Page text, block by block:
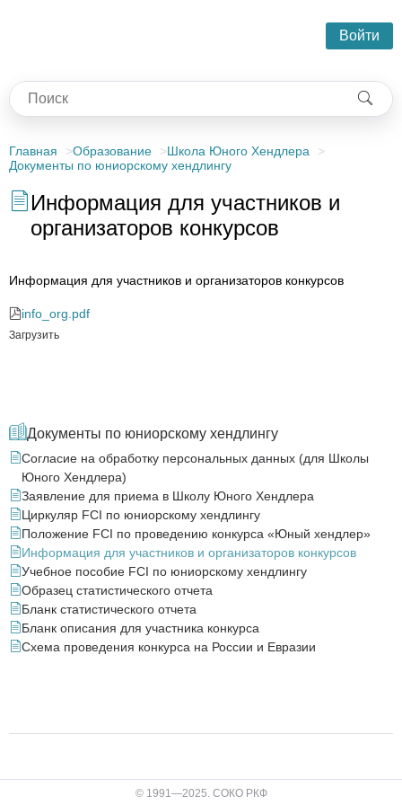
Войти
Главная Образование
Школа Юного Хендлера
Документы по юниорскому хендлингу
Информация для участников и
организаторов конкурсов
Информация для участников и организаторов конкурсов
info_org.pdf
Загрузить
Документы по юниорскому хендлингу
Согласие на обработку персональных данных (для Школы
Юного Хендлера)
Заявление для приема в Школу Юного Хендлера
Циркуляр FCI по юниорскому хендлингу
Положение FCI по проведению конкурса «Юный хендлер»
Информация для участников и организаторов конкурсов
Учебное пособие FCI по юниорскому хендлингу
Образец статистического отчета
Бланк статистического отчета
Бланк описания для участника конкурса
Схема проведения конкурса на России и Евразии
© 1991—2025. СОКО РКФ